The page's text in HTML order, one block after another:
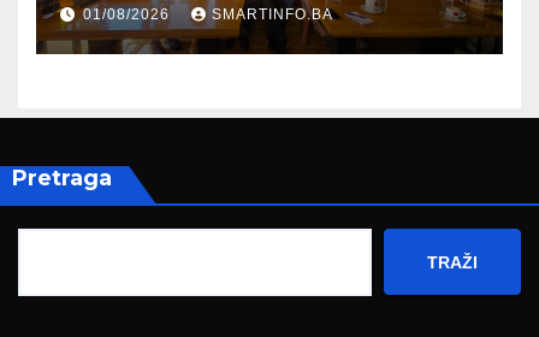
Hercegovine
01/08/2026 SMARTINFO.BA
Pretraga
TRAŽI